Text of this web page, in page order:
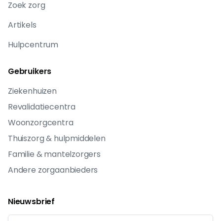
Zoek zorg
Artikels
Hulpcentrum
Gebruikers
Ziekenhuizen
Revalidatiecentra
Woonzorgcentra
Thuiszorg & hulpmiddelen
Familie & mantelzorgers
Andere zorgaanbieders
Nieuwsbrief